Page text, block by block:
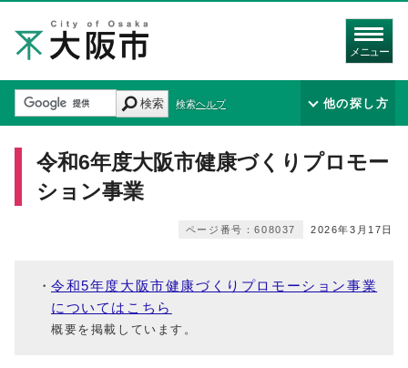
メニュー
検索 検索ヘルプ 他の探し方
令和6年度大阪市健康づくりプロモー
ション事業
2026年3月17日
ページ番号：608037
令和5年度大阪市健康づくりプロモーション事業
についてはこちら
概要を掲載しています。